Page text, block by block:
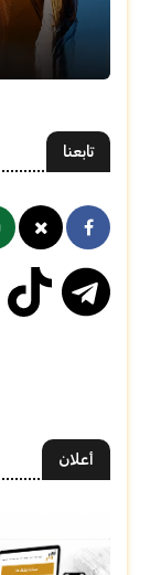
تابعنا
أعلان